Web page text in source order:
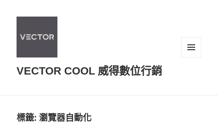
VECTOR COOL 威得數位行銷
標籤:瀏覽器自動化